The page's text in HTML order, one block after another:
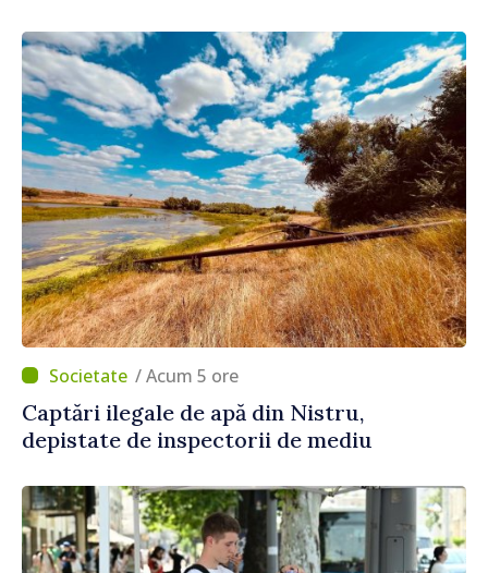
/ Acum 5 ore
Captări ilegale de apă din Nistru,
depistate de inspectorii de mediu